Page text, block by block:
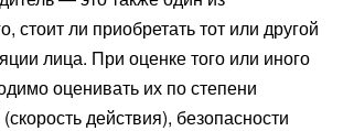
стоит ли приобретать тот или другой
лица. При оценке того или иного
оценивать их по степени
действия), безопасности